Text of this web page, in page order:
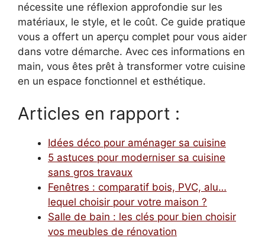
nécessite une réflexion approfondie sur les
matériaux, le style, et le coût. Ce guide pratique
vous a offert un aperçu complet pour vous aider
dans votre démarche. Avec ces informations en
main, vous êtes prêt à transformer votre cuisine
en un espace fonctionnel et esthétique.
Articles en rapport :
Idées déco pour aménager sa cuisine
5 astuces pour moderniser sa cuisine
sans gros travaux
Fenêtres : comparatif bois, PVC, alu…
lequel choisir pour votre maison ?
Salle de bain : les clés pour bien choisir
vos meubles de rénovation